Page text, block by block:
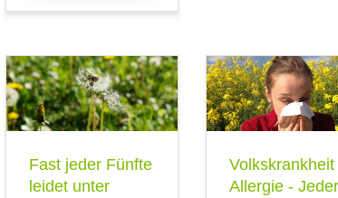
Fast jeder Fünfte
leidet unter
Volkskrankheit
Allergie - Jeder